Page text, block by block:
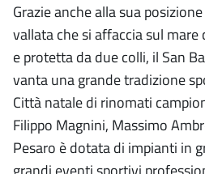
Grazie anche alla sua
vallata che si affaccia sul
e protetta da due colli, il San
vanta una grande tradizione
Città natale di rinomati
Filippo Magnini, Massimo
Pesaro è dotata di impianti in